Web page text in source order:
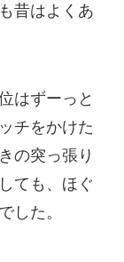
昔はよくあ
はずーっと
チをかけた
の突っ張り
ても、ほぐ
した。